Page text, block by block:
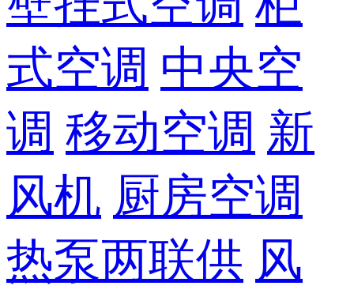
式空调 中央空
调 移动空调 新
风机 厨房空调
热泵两联供 风